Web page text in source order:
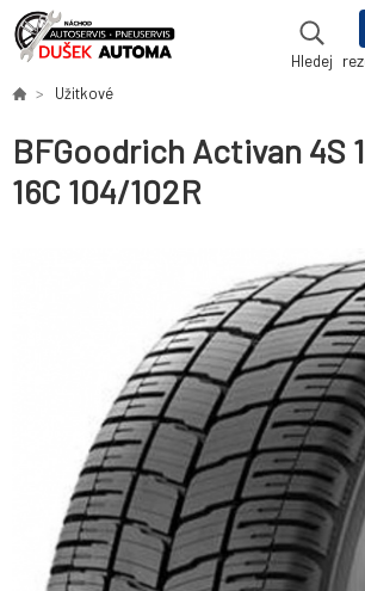
Hledej
Užitkové
BFGoodrich Activan 4S
16C 104/102R